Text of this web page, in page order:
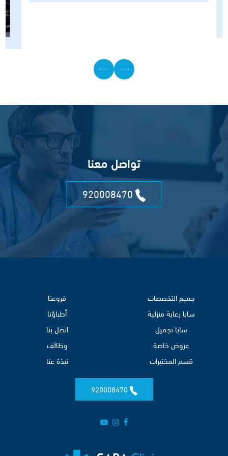
تواصل معنا
جميع التخصصات
سابا رعاية منزلية
سابا تجميل
عروض خاصة
قسم المختبرات
فروعنا
أطباؤنا
اتصل بنا
وظائف
نبذة عنا